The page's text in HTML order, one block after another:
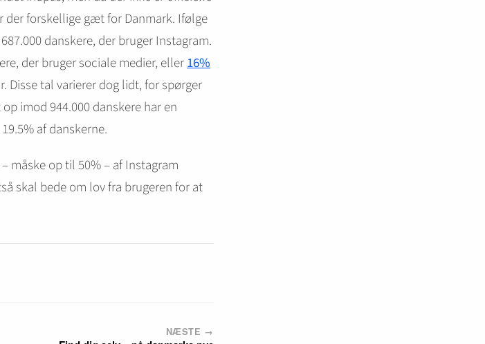
der forskellige gæt for Danmark. Ifølge
danskere, der bruger Instagram.
der bruger sociale medier, eller16%
Disse tal varierer dog lidt, for spørger
imod 944.000 danskere har en
af danskerne.
måske op til 50% – af Instagram
skal bede om lov fra brugeren for at
NÆSTE →